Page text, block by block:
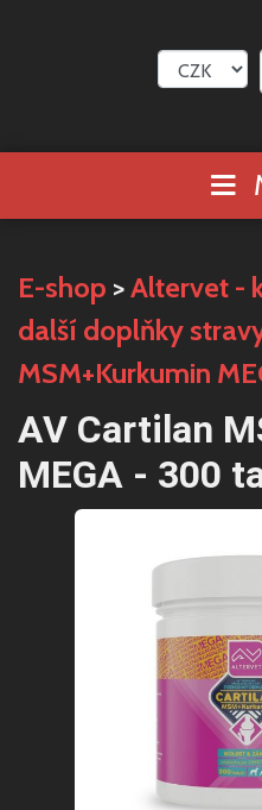
E-shop >Altervet -
další doplňky
MSM+Kurkumin
AV Cartilan
MEGA - 300